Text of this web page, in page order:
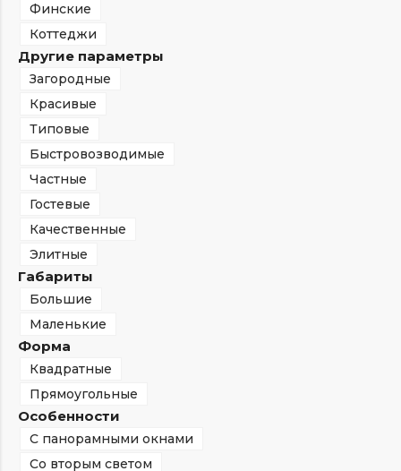
Финские
Коттеджи
Другие параметры
Загородные
Красивые
Типовые
Быстровозводимые
Частные
Гостевые
Качественные
Элитные
Габариты
Большие
Маленькие
Форма
Квадратные
Прямоугольные
Особенности
С панорамными окнами
Со вторым светом